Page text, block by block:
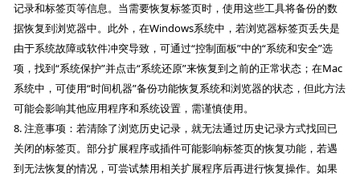
记录和标签页等信息。当需要恢复标签页时，使用这些工具将备份的数
据恢复到浏览器中。此外，在Windows系统中，若浏览器标签页丢失是
由于系统故障或软件冲突导致，可通过“控制面板”中的“系统和安全”选
项，找到“系统保护”并点击“系统还原”来恢复到之前的正常状态；在Mac
系统中，可使用“时间机器”备份功能恢复系统和浏览器的状态，但此方法
可能会影响其他应用程序和系统设置，需谨慎使用。
8. 注意事项：若清除了浏览历史记录，就无法通过历史记录方式找回已
关闭的标签页。部分扩展程序或插件可能影响标签页的恢复功能，若遇
到无法恢复的情况，可尝试禁用相关扩展程序后再进行恢复操作。如果